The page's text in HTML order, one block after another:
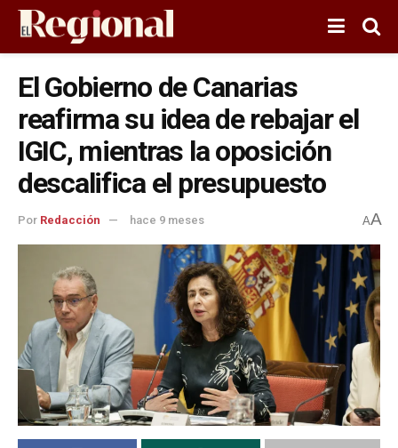
El Gobierno de Canarias
reafirma su idea de rebajar el
IGIC, mientras la oposición
descalifica el presupuesto
Por Redacción hace 9 meses AA